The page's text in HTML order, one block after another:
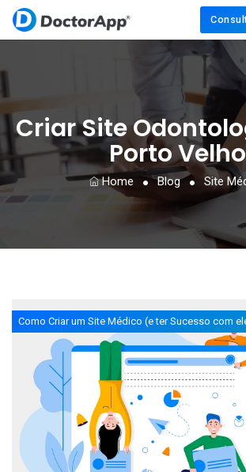
Criar Site
Porto Velho
Home Blog Site
Como Criar um Site Médico (e ter Sucesso com